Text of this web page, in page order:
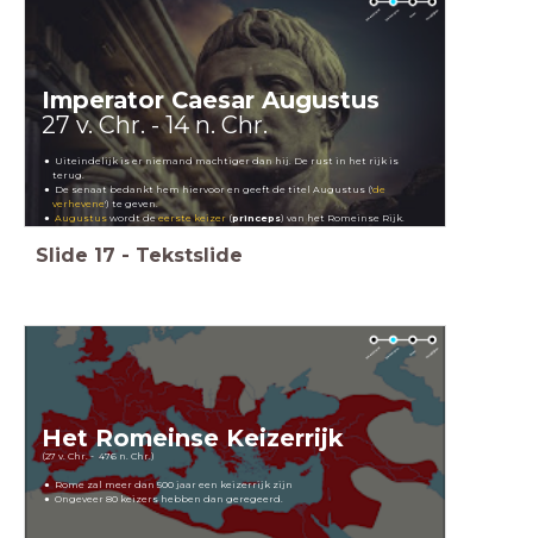
Imperator Caesar Augustus
27 v. Chr. - 14 n. Chr.
Uiteindelijk is er niemand machtiger dan hij. De rust in het rijk is
terug.
De senaat bedankt hem hiervoor en geeft de titel Augustus ('de
verhevene') te geven.
Augustus wordt deeerste keizer(princeps) van het Romeinse Rijk.
Slide 17 - Tekstslide
Het Romeinse Keizerrijk
(27 v. Chr. - 476 n. Chr.)
Rome zal meer dan 500 jaar een keizerrijk zijn
Ongeveer 80 keizers hebben dan geregeerd.